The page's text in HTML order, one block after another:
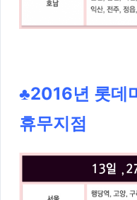
♣2016년 롯데
휴무지점